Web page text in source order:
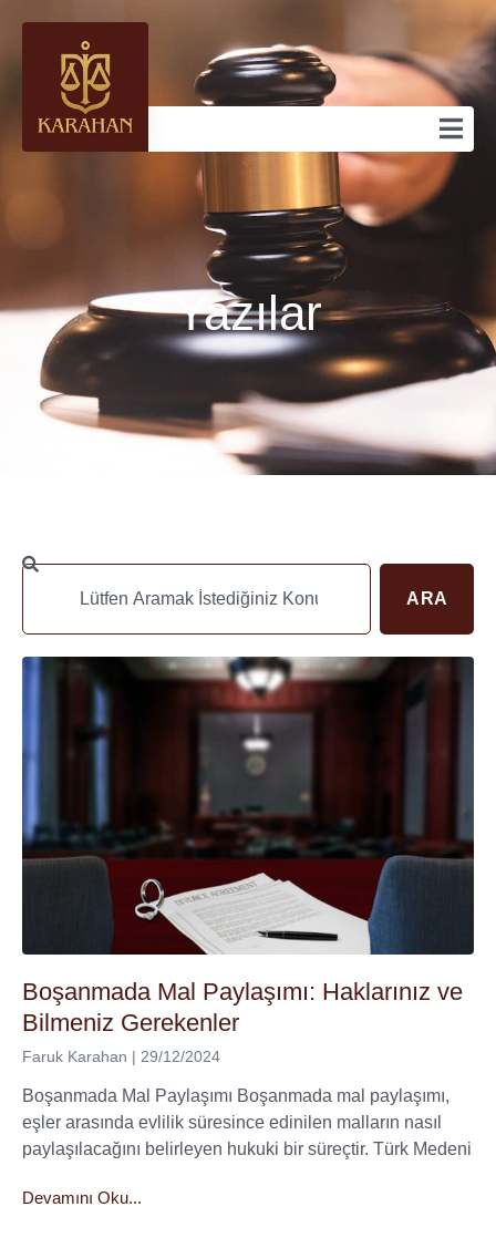
Yazılar
ARA
Boşanmada Mal Paylaşımı: Haklarınız ve
Bilmeniz Gerekenler
Faruk Karahan 29/12/2024
Boşanmada Mal Paylaşımı Boşanmada mal paylaşımı,
eşler arasında evlilik süresince edinilen malların nasıl
paylaşılacağını belirleyen hukuki bir süreçtir. Türk Medeni
Devamını Oku...